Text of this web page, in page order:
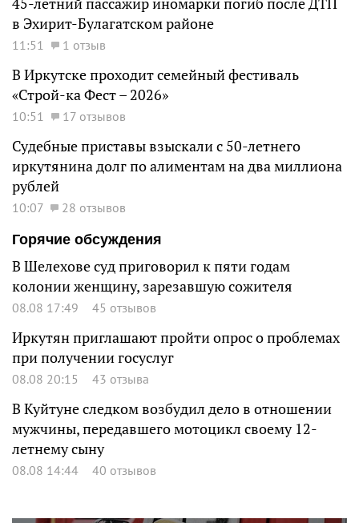
в Эхирит-Булагатском районе
11:51 1 отзыв
В Иркутске проходит семейный фестиваль
«Строй-ка Фест – 2026»
10:51 17 отзывов
Судебные приставы взыскали с 50-летнего
иркутянина долг по алиментам на два миллиона
рублей
10:07
28 отзывов
Горячие обсуждения
В Шелехове суд приговорил к пяти годам
колонии женщину, зарезавшую сожителя
08.08 17:49 45 отзывов
Иркутян приглашают пройти опрос о проблемах
при получении госуслуг
08.08 20:15 43 отзыва
В Куйтуне следком возбудил дело в отношении
мужчины, передавшего мотоцикл своему 12-
летнему сыну
08.08 14:44 40 отзывов